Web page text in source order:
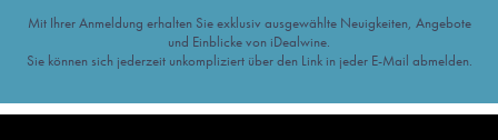
Mit Ihrer Anmeldung erhalten Sie exklusiv ausgewählte Neuigkeiten, Angebote
und Einblicke von iDealwine.
Sie können sich jederzeit unkompliziert über den Link in jeder E-Mail abmelden.